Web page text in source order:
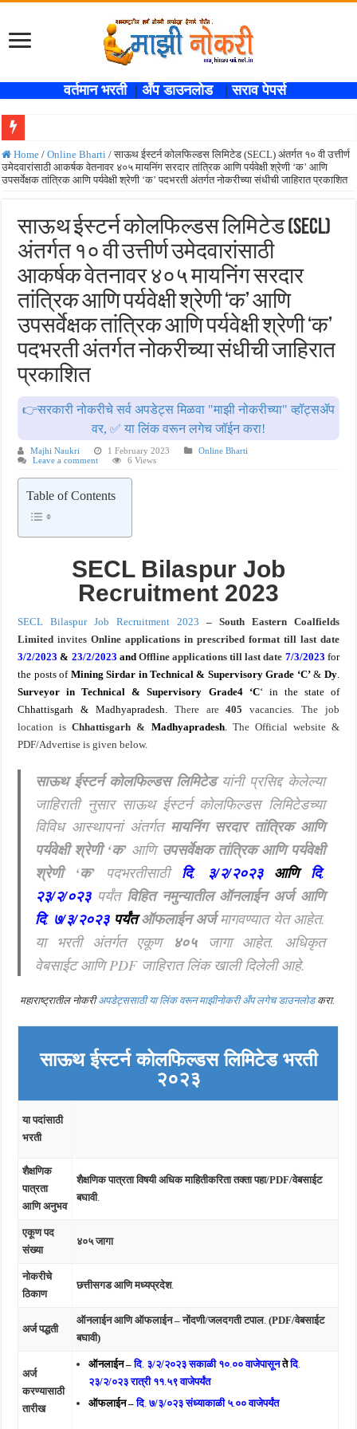
वर्तमान भरती | अँप डाउनलोड |सराव पेपर्स
खुशखबर !! SBI बँकेत १ हजार ५३८ लिपिक पदांची भरती ,नवीन जाहिरात प्रकाशित; लगेच अर्ज
कोकण रेल्वेत विविध पदांची भरती होणार , एकूण रिक्त जागा २०२ ; लगेच अर्ज करा !
सरकारी नोकरीची संधी ! पुणे जिल्हा मध्यवर्ती बँकेत २८९ शिपाई पदांची भरती सुरु; पात्रता १२वी
JEE च्या परीक्षेप्रमाणे NEET ची परीक्षा दोन टप्प्यामध्ये होणार ; केंद्र सरकारचे सर्वोच्च
MPSC गट -क पूर्व परीक्षेचा अर्ज करण्यासाठी मुदतवाढ ; १० ऑगस्ट २०२६ अंतिम तारीख !
सर्वोच्च न्यायालयाचा निर्णय ! पदवीधर वेतनश्रेणी पुन्हा थांबली ; शिक्षकांना धाकधूक ! Teacher
IBPS द्वारे ११४०३ कलर्क पदांची मोठी भरती ; बँकेत काम करण्याची सुवर्ण संधी ! IBPS Bharti
महाराष्ट्रात अभियांत्रिकी प्रवेशासाठी तब्बल २ लाख १६ हजार जागा उपलब्ध ! Engineering
खुशखबर ! नागपूर विद्यापीठ मध्ये १३९ सहायक प्राध्यापक पदांची भरती सुरु ! Nagpur
Home / Online Bharti / साऊथ ईस्टर्न कोलफिल्डस लिमिटेड (SECL) अंतर्गत १० वी उत्तीर्ण
उमेदवारांसाठी आकर्षक वेतनावर ४०५ मायनिंग सरदार तांत्रिक आणि पर्यवेक्षी श्रेणी ‘क’ आणि
उपसर्वेक्षक तांत्रिक आणि पर्यवेक्षी श्रेणी ‘क’ पदभरती अंतर्गत नोकरीच्या संधीची जाहिरात प्रकाशित
साऊथ ईस्टर्न कोलफिल्डस लिमिटेड (SECL)
अंतर्गत १० वी उत्तीर्ण उमेदवारांसाठी
आकर्षक वेतनावर ४०५ मायनिंग सरदार
तांत्रिक आणि पर्यवेक्षी श्रेणी ‘क’ आणि
उपसर्वेक्षक तांत्रिक आणि पर्यवेक्षी श्रेणी ‘क’
पदभरती अंतर्गत नोकरीच्या संधीची जाहिरात
प्रकाशित
👉सरकारी नोकरीचे सर्व अपडेट्स मिळवा "माझी नोकरीच्या" व्हॉट्सॲप
वर, ✅ या लिंक वरून लगेच जॉईन करा!
Majhi Naukri 1 February 2023
Online Bharti
Leave a comment
6 Views
Table of Contents
SECL Bilaspur Job
Recruitment 2023
SECL Bilaspur Job Recruitment 2023 – South Eastern Coalfields
Limitedinvites Onlineapplications in prescribed format till last date
3/2/2023& 23/2/2023 and Offline applications till last date 7/3/2023 for
the posts of Mining Sirdar in Technical & Supervisory Grade ‘C’& Dy.
Surveyorin Technical & Supervisory Grade4 ‘C‘ in the state of
Chhattisgarh & Madhyapradesh. There are405 vacancies. The job
location is Chhattisgarh & Madhyapradesh. The Official website &
PDF/Advertise is given below.
साऊथ ईस्टर्न कोलफिल्डस लिमिटेडयांनी प्रसिद्द केलेल्या
जाहिराती नुसार साऊथ ईस्टर्न कोलफिल्डस लिमिटेडच्या
विविध आस्थापनां अंतर्गत मायनिंग सरदार तांत्रिक आणि
पर्यवेक्षी श्रेणी ‘क’ आणि उपसर्वेक्षक तांत्रिक आणि पर्यवेक्षी
श्रेणी ‘क’पदभरतीसाठी दि. ३/२/२०२३ आणिदि.
२३/२/०२३ पर्यंत विहित नमुन्यातील ऑनलाईन अर्ज आणि
दि. ७/३/२०२३ पर्यंत ऑफलाईन अर्जमागवण्यात येत आहेत.
या भरती अंतर्गत एकूण४०५
जागा आहेत. अधिकृत
वेबसाईट आणि PDF जाहिरात लिंक खाली दिलेली आहे.
महाराष्ट्रातील नोकरीअपडेट्ससाठी या लिंक वरून माझीनोकरी अँप लगेच डाउनलोडकरा.
साऊथ ईस्टर्न कोलफिल्डस लिमिटेड भरती
२०२३
या पदांसाठी
भरती
शैक्षणिक
पात्रता
आणि अनुभव
शैक्षणिक पात्रता विषयी अधिक माहितीकरिता तक्ता पहा/PDF/वेबसाईट
बघावी.
एकूण पद
संख्या
४०५ जागा
नोकरीचे
ठिकाण
छत्तीसगड आणि मध्यप्रदेश.
अर्ज पद्धती
ऑनलाईन आणि ऑफलाईन – नोंदणी/जलदगती टपाल. (PDF/वेबसाईट
बघावी)
अर्ज
करण्यासाठी
तारीख
ऑनलाईन –दि. ३/२/२०२३ सकाळी १०.०० वाजेपासूनतेदि.
२३/२/०२३ रात्री ११.५९ वाजेपर्यंत
ऑफलाईन –दि.७/३/०२३ संध्याकाळी ५.०० वाजेपर्यंत